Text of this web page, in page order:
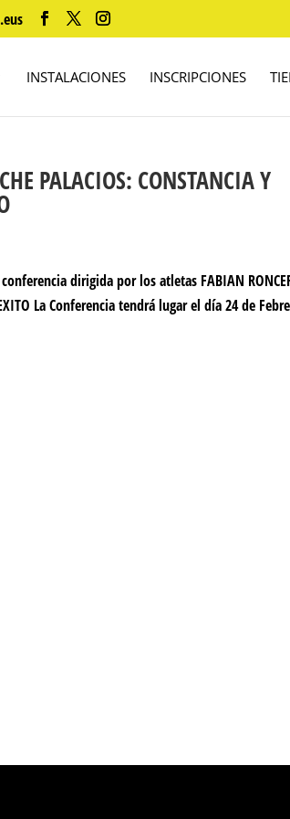
INSTALACIONES INSCRIPCIONES
PALACIOS: CONSTANCIA Y
dirigida por los atletas FABIAN
La Conferencia tendrá lugar el día 24 de